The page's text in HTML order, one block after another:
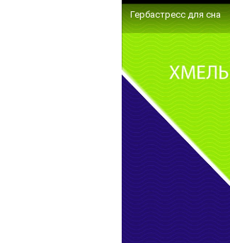
Гербастресс для сна